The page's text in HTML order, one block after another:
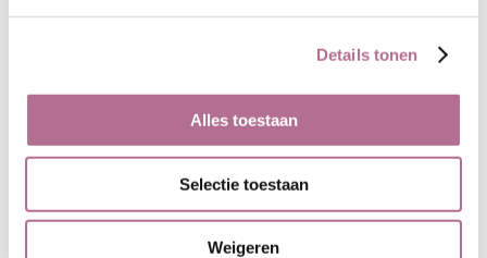
Details tonen
Alles toestaan
Selectie toestaan
Weigeren